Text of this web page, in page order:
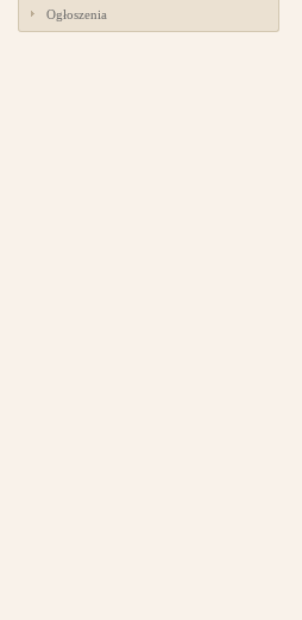
Ogłoszenia